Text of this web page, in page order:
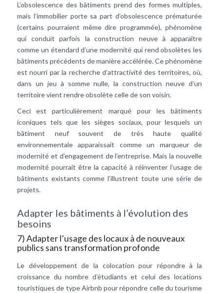
L’obsolescence des bâtiments prend des formes multiples,
mais l’immobilier porte sa part d’obsolescence prématurée
(certains pourraient même dire programmée), phénomène
qui conduit parfois la construction neuve à apparaître
comme un étendard d’une modernité qui rend obsolètes les
bâtiments précédents de manière accélérée. Ce phénomène
est nourri par la recherche d’attractivité des territoires, où,
dans un jeu à somme nulle, la construction neuve d’un
territoire vient rendre obsolète celle de son voisin.
Ceci est particulièrement marqué pour les bâtiments
iconiques tels que les sièges sociaux, pour lesquels un
bâtiment neuf souvent de très haute qualité
environnementale apparaissait comme un marqueur de
modernité et d’engagement de l’entreprise. Mais la nouvelle
modernité pourrait être la capacité à réinventer l’usage de
bâtiments existants comme l’illustrent toute une série de
projets.
Adapter les bâtiments à l’évolution des
besoins
7) Adapter l’usage des locaux à de nouveaux
publics sans transformation profonde
Le développement de la colocation pour répondre à la
croissance du nombre d’étudiants et celui des locations
touristiques de type Airbnb pour répondre celle du tourisme